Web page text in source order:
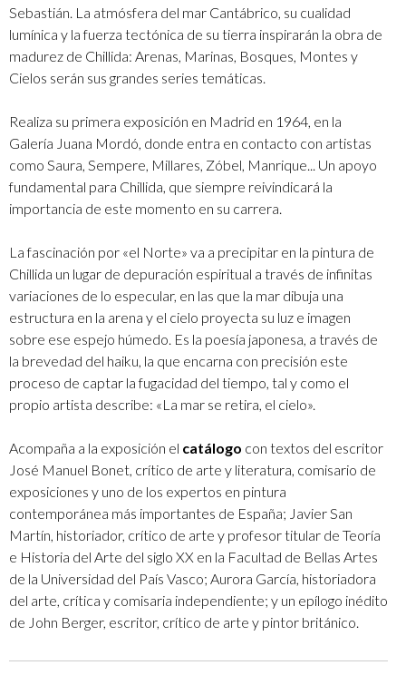
Sebastián. La atmósfera del mar Cantábrico, su cualidad
lumínica y la fuerza tectónica de su tierra inspirarán la obra de
madurez de Chillida: Arenas, Marinas, Bosques, Montes y
Cielos serán sus grandes series temáticas.
Realiza su primera exposición en Madrid en 1964, en la
Galería Juana Mordó, donde entra en contacto con artistas
como Saura, Sempere, Millares, Zóbel, Manrique... Un apoyo
fundamental para Chillida, que siempre reivindicará la
importancia de este momento en su carrera.
La fascinación por «el Norte» va a precipitar en la pintura de
Chillida un lugar de depuración espiritual a través de infinitas
variaciones de lo especular, en las que la mar dibuja una
estructura en la arena y el cielo proyecta su luz e imagen
sobre ese espejo húmedo. Es la poesía japonesa, a través de
la brevedad del haiku, la que encarna con precisión este
proceso de captar la fugacidad del tiempo, tal y como el
propio artista describe: «La mar se retira, el cielo».
Acompaña a la exposición el catálogo con textos del escritor
José Manuel Bonet, crítico de arte y literatura, comisario de
exposiciones y uno de los expertos en pintura
contemporánea más importantes de España; Javier San
Martín, historiador, crítico de arte y profesor titular de Teoría
e Historia del Arte del siglo XX en la Facultad de Bellas Artes
de la Universidad del País Vasco; Aurora García, historiadora
del arte, crítica y comisaria independiente; y un epílogo inédito
de John Berger, escritor, crítico de arte y pintor británico.